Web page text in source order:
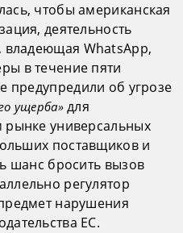
чтобы американская
деятельность
WhatsApp,
в течение пяти
предупредили об угрозе
ущерба»для
универсальных
поставщиков и
шанс бросить вызов
регулятор
нарушения
ЕС.